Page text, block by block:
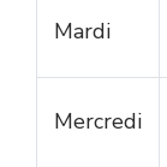
Mardi
Mercredi